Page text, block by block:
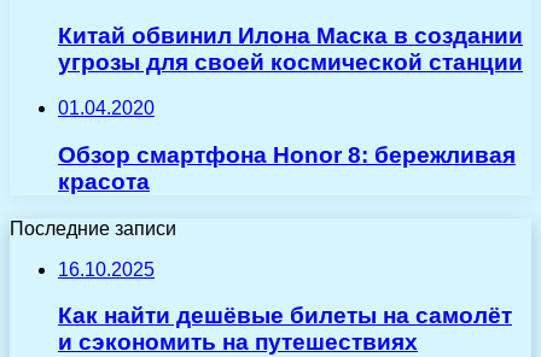
Китай обвинил Илона Маска в создании
угрозы для своей космической станции
01.04.2020
Обзор смартфона Honor 8: бережливая
красота
Последние записи
16.10.2025
Как найти дешёвые билеты на самолёт
и сэкономить на путешествиях